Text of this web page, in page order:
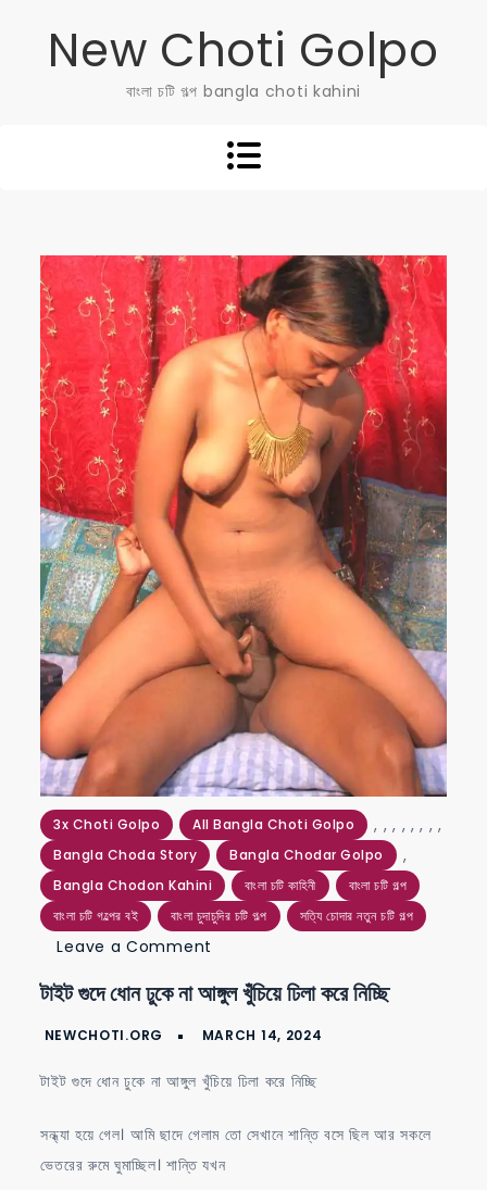
New Choti Golpo
বাংলা চটি গল্প bangla choti kahini
3x Choti Golpo ,
All Bangla Choti Golpo ,
Bangla Choda Story
,
Bangla Chodar Golpo
,
Bangla Chodon Kahini
,
বাংলা চটি কাহিনী
,
বাংলা চটি গল্প
,
বাংলা চটি গল্পের বই
,
বাংলা চুদাচুদির চটি গল্প
,
সত্যি চোদার নতুন চটি গল্প
Leave a Comment
গুদে
ধোন
না
আঙ্গুল
খুঁচিয়ে
টাইট গুদে ধোন ঢুকে না আঙ্গুল খুঁচিয়ে ঢিলা করে নিচ্ছি
টাইট গুদে ধোন ঢুকে না আঙ্গুল খুঁচিয়ে ঢিলা করে নিচ্ছি
সন্ধ্যা হয়ে গেল। আমি ছাদে গেলাম তো সেখানে শান্তি বসে ছিল আর সকলে
ভেতরের রুমে ঘুমাচ্ছিল। শান্তি যখন